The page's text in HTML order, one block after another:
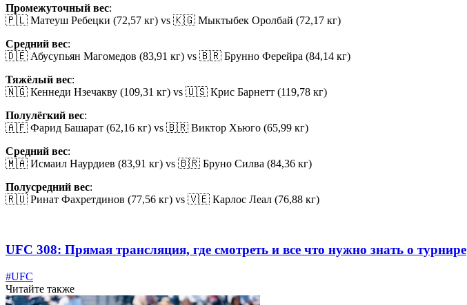
Промежуточный вес:
🇵🇱 Матеуш Ребецки (72,57 кг) vs 🇰🇬 Мыктыбек Оролбай (72,17 кг)
Средний вес:
🇩🇪 Абусупьян Магомедов (83,91 кг) vs 🇧🇷 Брунно Ферейра (84,14 кг)
Тяжёлый вес:
🇳🇬 Кеннеди Нзечакву (109,31 кг) vs 🇺🇸 Крис Барнетт (119,78 кг)
Полулёгкий вес:
🇦🇫 Фарид Башарат (62,16 кг) vs 🇧🇷 Виктор Хьюго (65,99 кг)
Средний вес:
🇲🇦 Исмаил Наурдиев (83,91 кг) vs 🇧🇷 Бруно Силва (84,36 кг)
Полусредний вес:
🇷🇺 Ринат Фахретдинов (77,56 кг) vs 🇻🇪 Карлос Леал (76,88 кг)
UFC 308: Прямая трансляция, где смотреть и все что нужно знать о турнире
#UFC
Читайте также